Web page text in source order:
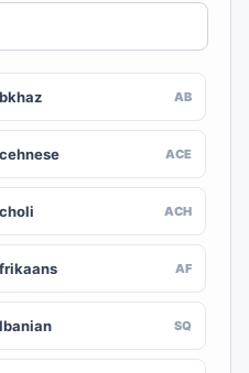
AB
ACE
ACH
AF
SQ